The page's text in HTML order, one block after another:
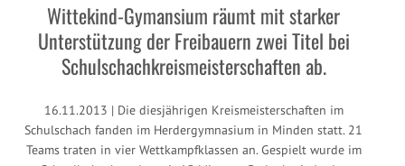
Wittekind-Gymansium räumt mit starker
Unterstützung der Freibauern zwei Titel bei
Schulschachkreismeisterschaften ab.
16.11.2013 | Die diesjährigen Kreismeisterschaften im
Schulschach fanden im Herdergymnasium in Minden statt. 21
Teams traten in vier Wettkampfklassen an. Gespielt wurde im